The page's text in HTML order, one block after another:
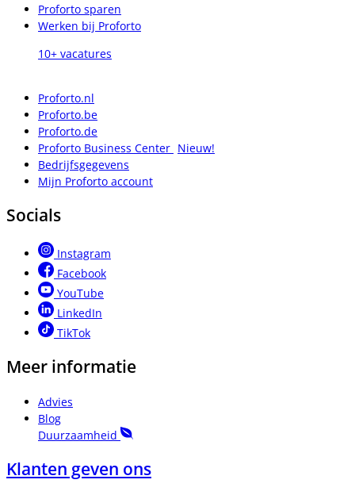
Proforto sparen
Werken bij Proforto
10+ vacatures
Proforto.nl
Proforto.be
Proforto.de
Proforto Business Center Nieuw!
Bedrijfsgegevens
Mijn Proforto account
Socials
Instagram
Facebook
YouTube
LinkedIn
TikTok
Meer informatie
Advies
Blog
Duurzaamheid
Klanten geven ons